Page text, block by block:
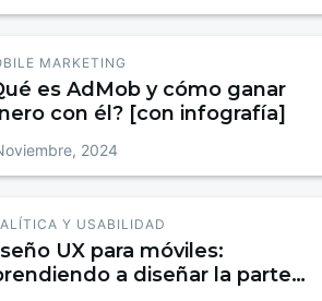
MARKETING
es AdMob y cómo ganar
con él? [con infografía]
2024
Y USABILIDAD
UX para móviles:
a diseñar la parte